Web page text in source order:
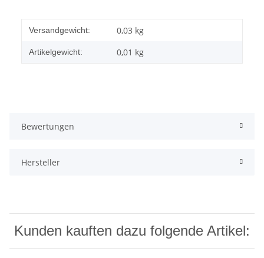
Versandgewicht: 0,03 kg
Artikelgewicht: 0,01 kg
Bewertungen
Hersteller
Kunden kauften dazu folgende Artikel: